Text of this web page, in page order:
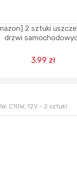
2 sztuki
drzwi
3.99 zł
C10W, 12V - 2 sztuki